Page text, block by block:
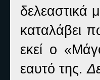
δελεαστικά
καταλάβει
εκεί ο
εαυτό της.